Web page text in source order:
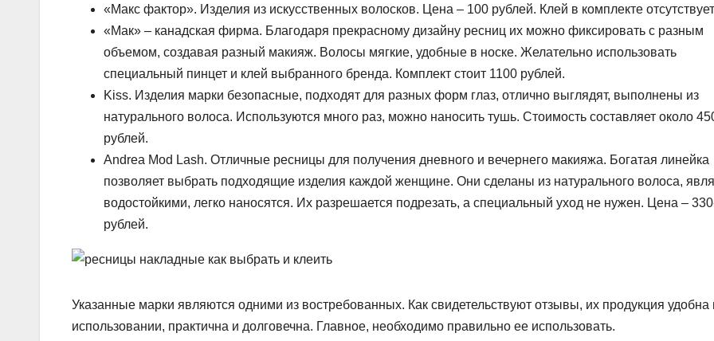
«Макс фактор». Изделия из искусственных волосков. Цена – 100 рублей. Клей в комплекте
«Мак» – канадская фирма. Благодаря прекрасному дизайну ресниц их можно фиксировать с разным
объемом, создавая разный макияж. Волосы мягкие, удобные в носке. Желательно использовать
специальный пинцет и клей выбранного бренда. Комплект стоит 1100 рублей.
Kiss. Изделия марки безопасные, подходят для разных форм глаз, отлично выглядят, выполнены из
натурального волоса. Используются много раз, можно наносить тушь. Стоимость составляет около
рублей.
Andrea Mod Lash. Отличные ресницы для получения дневного и вечернего макияжа. Богатая линейка
позволяет выбрать подходящие изделия каждой женщине. Они сделаны из натурального волоса,
водостойкими, легко наносятся. Их разрешается подрезать, а специальный уход не нужен. Цена –
рублей.
Указанные марки являются одними из востребованных. Как свидетельствуют отзывы, их продукция удобна
использовании, практична и долговечна. Главное, необходимо правильно ее использовать.